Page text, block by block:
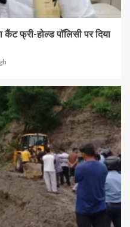
फ्री-होल्ड पॉलिसी पर दिया